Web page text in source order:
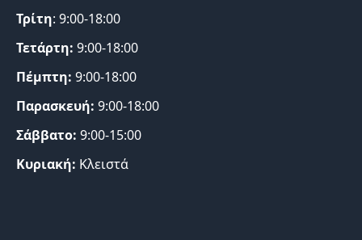
Τρίτη: 9:00-18:00
Τετάρτη: 9:00-18:00
Πέμπτη: 9:00-18:00
Παρασκευή: 9:00-18:00
Σάββατο: 9:00-15:00
Κυριακή: Κλειστά